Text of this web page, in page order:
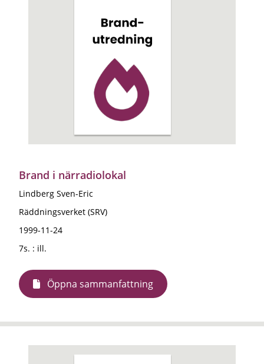
Brand i närradiolokal
Lindberg Sven-Eric
Räddningsverket (SRV)
1999-11-24
7s. : ill.
Öppna sammanfattning